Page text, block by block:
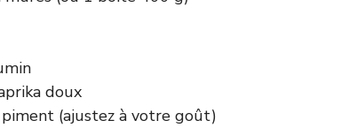
doux
piment (ajustez à votre goût)